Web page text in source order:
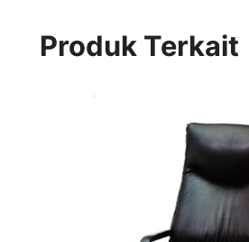
Produk Terkait